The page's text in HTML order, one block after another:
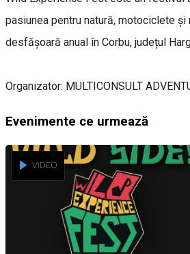
pasiunea pentru natură, motociclete
desfășoară anual în Corbu, județul
Organizator: MULTICONSULT
Evenimente ce urmează
VIDEO